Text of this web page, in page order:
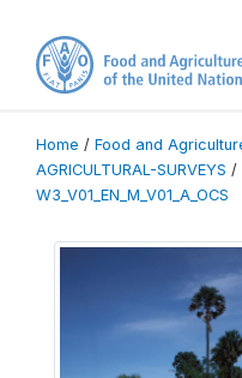
Home / Food and
AGRICULTURAL-SURVEYS /
W3_V01_EN_M_V01_A_OCS